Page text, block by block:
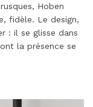
Hoben
fidèle. Le design,
: il se glisse dans
la présence se